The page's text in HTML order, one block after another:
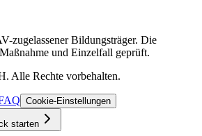
zugelassener Bildungsträger. Die
und Einzelfall geprüft.
. Alle Rechte vorbehalten.
Cookie-Einstellungen
starten